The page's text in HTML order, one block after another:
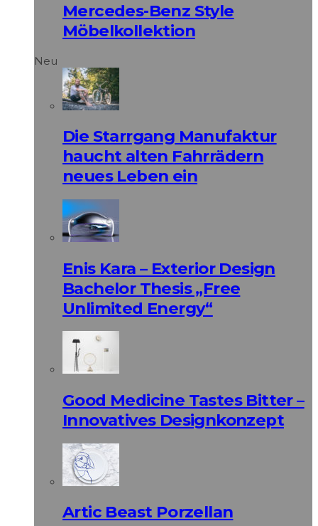
Mercedes-Benz Style
Möbelkollektion
Neu
Die Starrgang Manufaktur
haucht alten Fahrrädern
neues Leben ein
Enis Kara – Exterior Design
Bachelor Thesis „Free
Unlimited Energy“
Good Medicine Tastes Bitter –
Innovatives Designkonzept
Artic Beast Porzellan